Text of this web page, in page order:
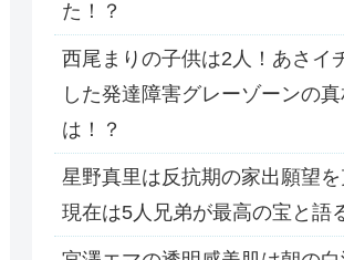
た！？
西尾まりの子供は2人！あさイ
した発達障害グレーゾーンの真
は！？
星野真里は反抗期の家出願望を
現在は5人兄弟が最高の宝と語